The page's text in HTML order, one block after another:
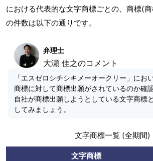
における代表的な文字商標ごとの、商標(
の件数は以下の通りです。
弁理士
大瀬 佳之のコメント
「エスゼロシチシキメーオークリー」にお
商標に対して商標出願がされているのか確
自社が商標出願しようとしている文字商標
してみましょう。
文字商標一覧 (全期間)
文字商標